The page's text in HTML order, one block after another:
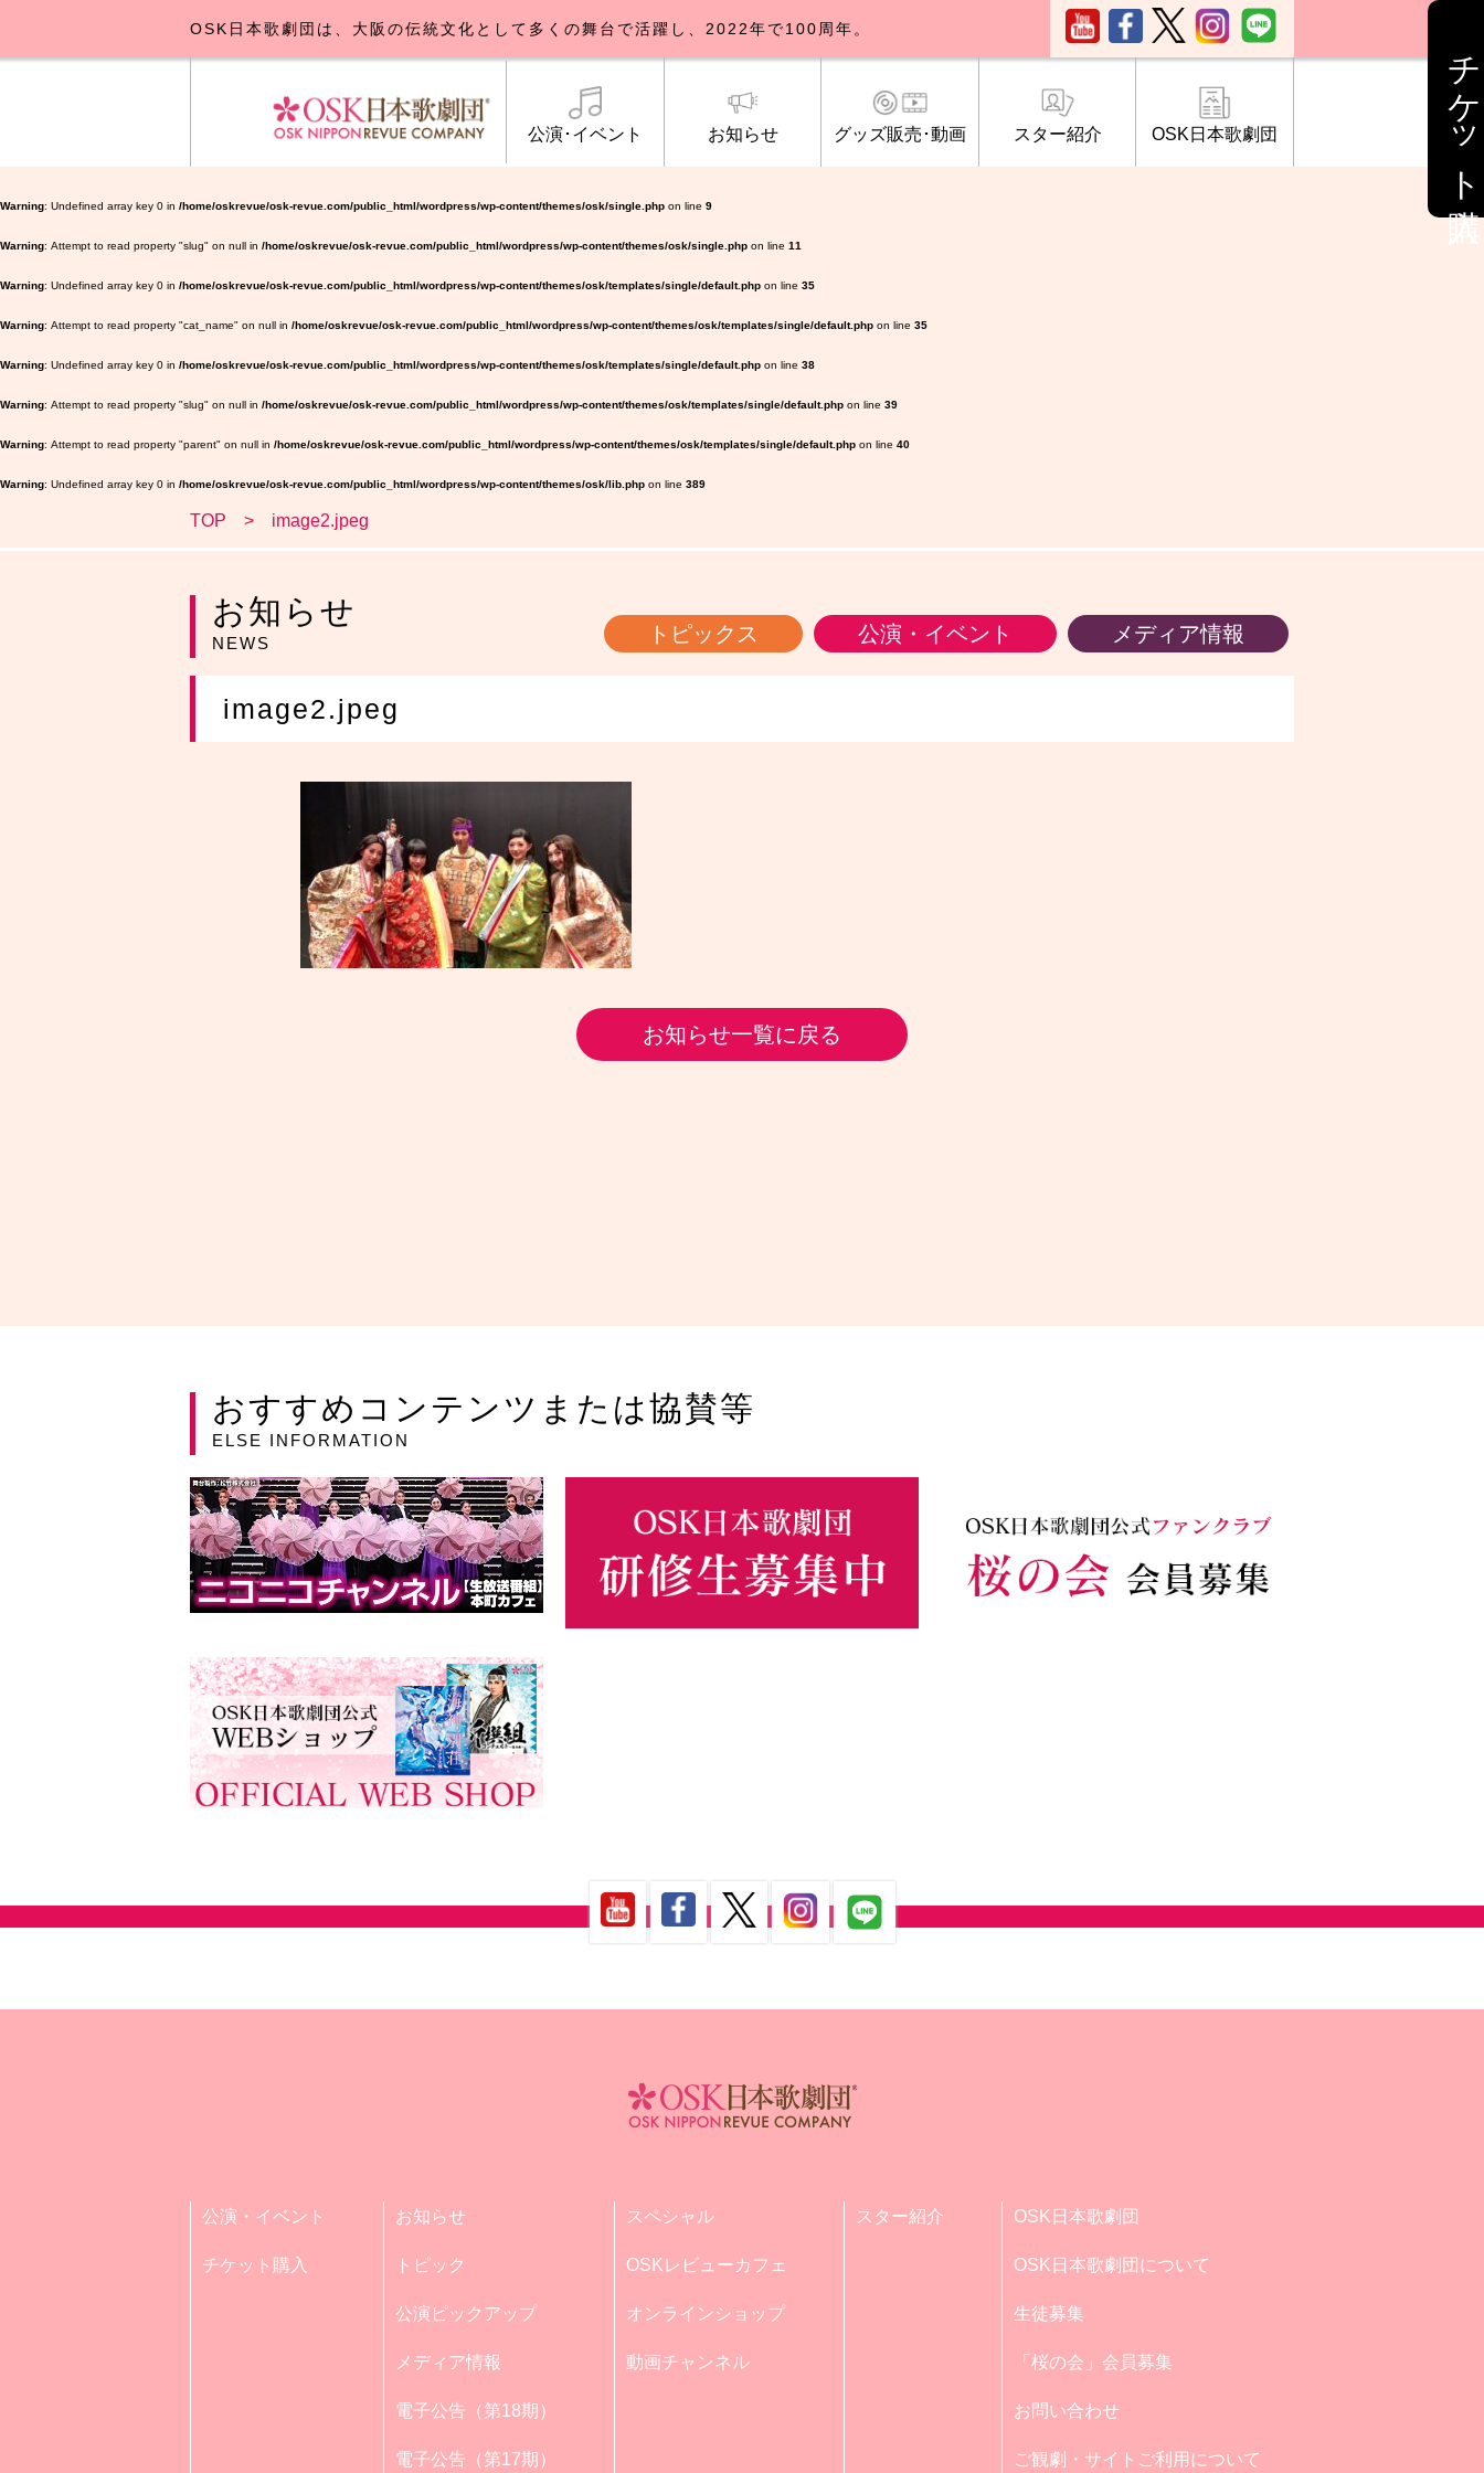
Warning : Undefined array key 0 in /home/oskrevue/osk-revue.com/public_html/wordpress/wp-content/themes/osk/single.php on line 9
Warning : Attempt to read property "slug" on null in /home/oskrevue/osk-revue.com/public_html/wordpress/wp-content/themes/osk/single.php on line 11
Warning : Undefined array key 0 in /home/oskrevue/osk-revue.com/public_html/wordpress/wp-content/themes/osk/templates/single/default.php on line 35
Warning : Attempt to read property "cat_name" on null in /home/oskrevue/osk-revue.com/public_html/wordpress/wp-content/themes/osk/templates/single/default.php on line 35
Warning : Undefined array key 0 in /home/oskrevue/osk-revue.com/public_html/wordpress/wp-content/themes/osk/templates/single/default.php on line 38
Warning : Attempt to read property "slug" on null in /home/oskrevue/osk-revue.com/public_html/wordpress/wp-content/themes/osk/templates/single/default.php on line 39
Warning : Attempt to read property "parent" on null in /home/oskrevue/osk-revue.com/public_html/wordpress/wp-content/themes/osk/templates/single/default.php on line 40
Warning : Undefined array key 0 in /home/oskrevue/osk-revue.com/public_html/wordpress/wp-content/themes/osk/lib.php on line 389
チケット購入
OSK日本歌劇団は、大阪の伝統文化として多くの舞台で活躍し、2022年で100周年。
公演･イベント
公演･イベント ブルックリンパーラー公演
お知らせ
お知らせ一覧 トピックス
グッズ販売･動画
公式グッズ販売
スター紹介 OSK日本歌劇団
OSK日本歌劇団について 研修生募集について
TOP image2.jpeg
お知らせ
NEWS トピックス 公演・イベント メディア情報
image2.jpeg
お知らせ一覧に戻る
おすすめコンテンツまたは協賛等
ELSE INFORMATION
公演・イベント
チケット購入
お知らせ
トピック
公演ピックアップ
メディア情報
電子公告（第18期）
電子公告（第17期）
スペシャル
OSKレビューカフェ
オンラインショップ
動画チャンネル
スター紹介 OSK日本歌劇団
OSK日本歌劇団について
生徒募集
「桜の会」会員募集
お問い合わせ
ご観劇・サイトご利用について